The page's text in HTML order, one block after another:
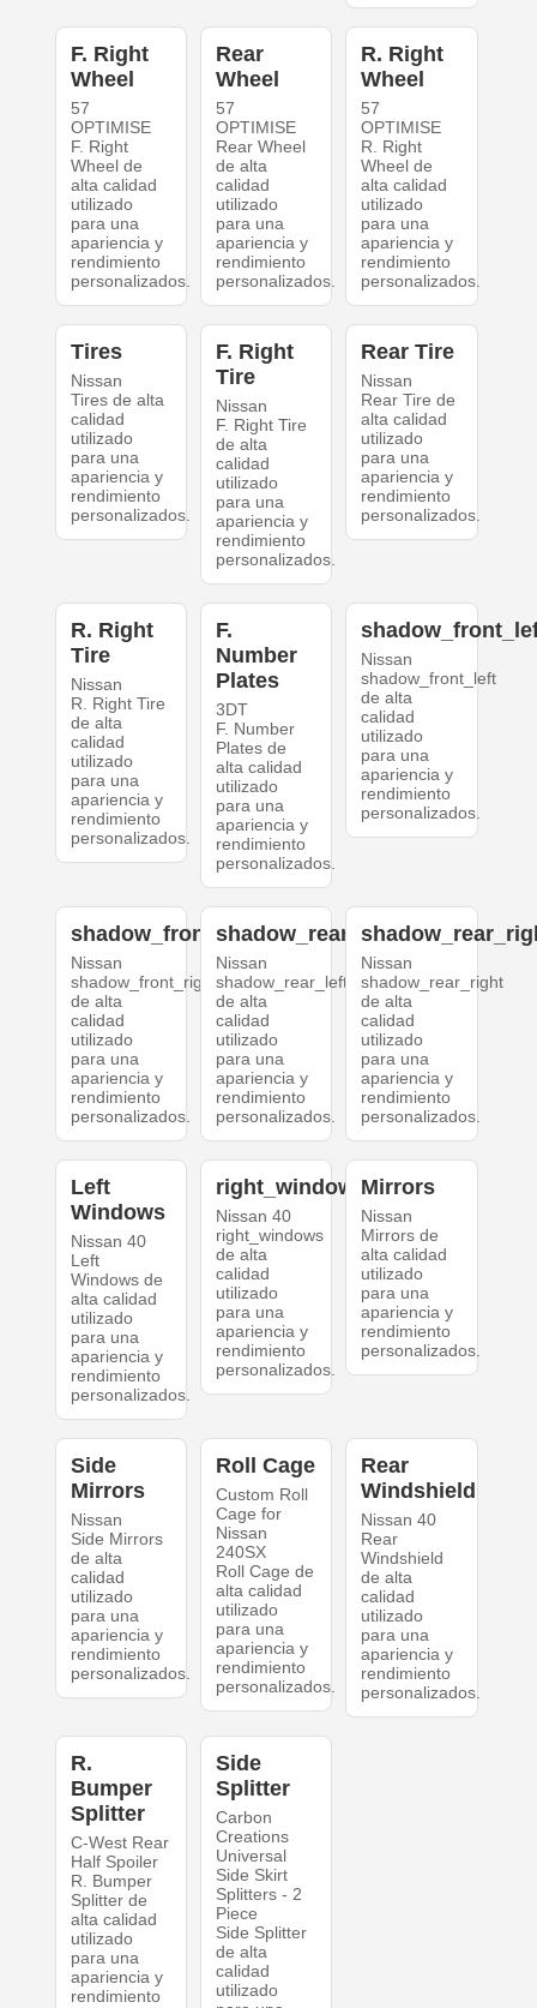
F. Right
Wheel
57
OPTIMISE
F. Right
Wheel de
alta calidad
utilizado
para una
apariencia y
rendimiento
personalizados.
Rear
Wheel
57
OPTIMISE
Rear Wheel
de alta
calidad
utilizado
para una
apariencia y
rendimiento
personalizados.
R. Right
Wheel
57
OPTIMISE
R. Right
Wheel de
alta calidad
utilizado
para una
apariencia y
rendimiento
personalizados.
Tires
Nissan
Tires de alta
calidad
utilizado
para una
apariencia y
rendimiento
personalizados.
F. Right
Tire
Nissan
F. Right Tire
de alta
calidad
utilizado
para una
apariencia y
rendimiento
personalizados.
Rear Tire
Nissan
Rear Tire de
alta calidad
utilizado
para una
apariencia y
rendimiento
personalizados.
R. Right
Tire
Nissan
R. Right Tire
de alta
calidad
utilizado
para una
apariencia y
rendimiento
personalizados.
F.
Number
Plates
3DT
F. Number
Plates de
alta calidad
utilizado
para una
apariencia y
rendimiento
personalizados.
Nissan
shadow_front_left
de alta
calidad
utilizado
para una
apariencia y
rendimiento
personalizados.
shadow_front_right
Nissan
shadow_front_right
de alta
calidad
utilizado
para una
apariencia y
rendimiento
personalizados.
shadow_rear_left
Nissan
shadow_rear_left
de alta
calidad
utilizado
para una
apariencia y
rendimiento
personalizados.
Nissan
shadow_rear_right
de alta
calidad
utilizado
para una
apariencia y
rendimiento
personalizados.
Left
Windows
Nissan 40
Left
Windows de
alta calidad
utilizado
para una
apariencia y
rendimiento
personalizados.
right_windows
Nissan 40
right_windows
de alta
calidad
utilizado
para una
apariencia y
rendimiento
personalizados.
Mirrors
Nissan
Mirrors de
alta calidad
utilizado
para una
apariencia y
rendimiento
personalizados.
Side
Mirrors
Nissan
Side Mirrors
de alta
calidad
utilizado
para una
apariencia y
rendimiento
personalizados.
Roll Cage
Custom Roll
Cage for
Nissan
240SX
Roll Cage de
alta calidad
utilizado
para una
apariencia y
rendimiento
personalizados.
Rear
Windshield
Nissan 40
Rear
Windshield
de alta
calidad
utilizado
para una
apariencia y
rendimiento
personalizados.
R.
Bumper
Splitter
C-West Rear
Half Spoiler
R. Bumper
Splitter de
alta calidad
utilizado
para una
apariencia y
rendimiento
Side
Splitter
Carbon
Creations
Universal
Side Skirt
Splitters - 2
Piece
Side Splitter
de alta
calidad
utilizado